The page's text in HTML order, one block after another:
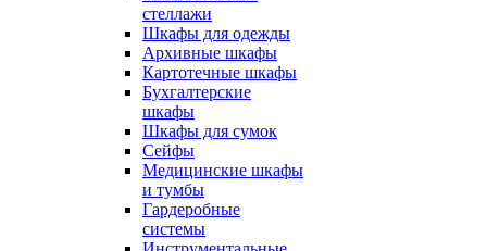
стеллажи
Шкафы для одежды
Архивные шкафы
Картотечные шкафы
Бухгалтерские
шкафы
Шкафы для сумок
Сейфы
Медицинские шкафы
и тумбы
Гардеробные
системы